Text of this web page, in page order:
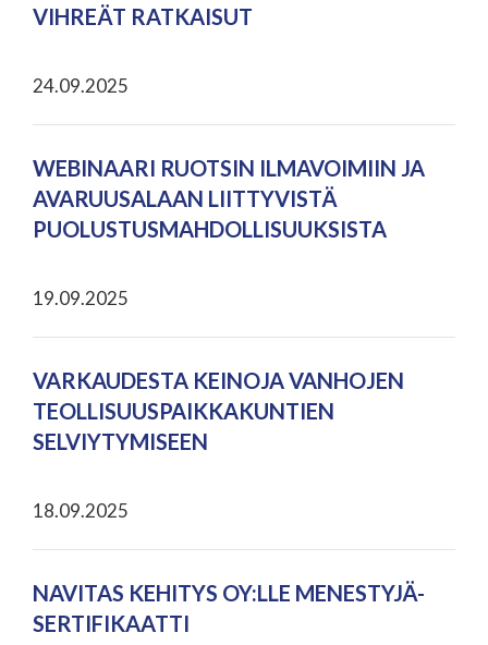
VIHREÄT RATKAISUT
24.09.2025
WEBINAARI RUOTSIN ILMAVOIMIIN JA
AVARUUSALAAN LIITTYVISTÄ
PUOLUSTUSMAHDOLLISUUKSISTA
19.09.2025
VARKAUDESTA KEINOJA VANHOJEN
TEOLLISUUSPAIKKAKUNTIEN
SELVIYTYMISEEN
18.09.2025
NAVITAS KEHITYS OY:LLE MENESTYJÄ-
SERTIFIKAATTI